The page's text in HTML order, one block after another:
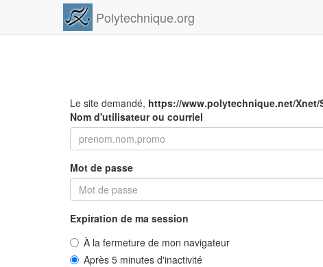
Polytechnique.org
Le site demandé, https://www.polytechnique.net/Xnet/
Nom d'utilisateur ou courriel
Mot de passe
Expiration de ma session
À la fermeture de mon navigateur
Après 5 minutes d'inactivité